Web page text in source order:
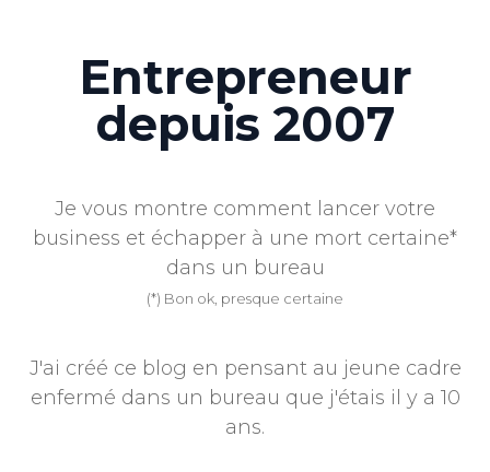
Entrepreneur
depuis 2007
Je vous montre comment lancer votre
business et échapper à une mort certaine*
dans un bureau
(*) Bon ok, presque certaine
J'ai créé ce blog en pensant au jeune cadre
enfermé dans un bureau que j'étais il y a 10
ans.